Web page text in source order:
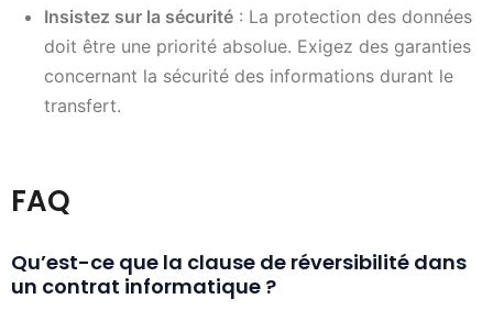
Insistez sur la sécurité : La protection des données
doit être une priorité absolue. Exigez des garanties
concernant la sécurité des informations durant le
transfert.
FAQ
Qu’est-ce que la clause de réversibilité dans
un contrat informatique ?